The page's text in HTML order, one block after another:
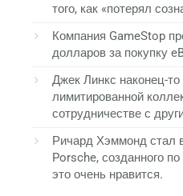
того, как «потерял
Компания GameStop
долларов за покупку
Джек Линкс наконец-
лимитированной
сотрудничестве с
Ричард Хэммонд стал
Porsche, созданного
это очень нравится.